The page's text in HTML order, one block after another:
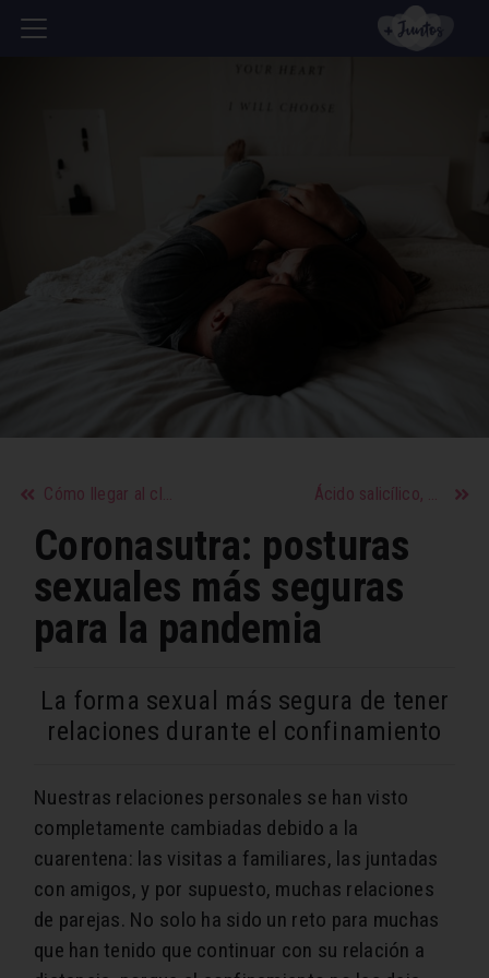
Cómo llegar al clímax y acelerar el orgasmo femenino Ácido salicílico, un activo ideal para las pieles
Coronasutra: posturas
sexuales más seguras
para la pandemia
La forma sexual más segura de tener
relaciones durante el confinamiento
Nuestras relaciones personales se han visto
completamente cambiadas debido a la
cuarentena: las visitas a familiares, las juntadas
con amigos, y por supuesto, muchas relaciones
de parejas. No solo ha sido un reto para muchas
que han tenido que continuar con su relación a